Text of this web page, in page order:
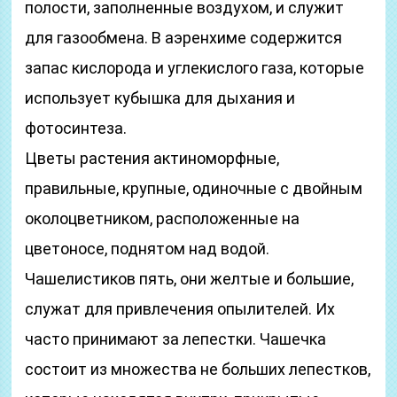
полости, заполненные воздухом, и служит
для газообмена. В аэренхиме содержится
запас кислорода и углекислого газа, которые
использует кубышка для дыхания и
фотосинтеза.
Цветы растения актиноморфные,
правильные, крупные, одиночные с двойным
околоцветником, расположенные на
цветоносе, поднятом над водой.
Чашелистиков пять, они желтые и большие,
служат для привлечения опылителей. Их
часто принимают за лепестки. Чашечка
состоит из множества не больших лепестков,